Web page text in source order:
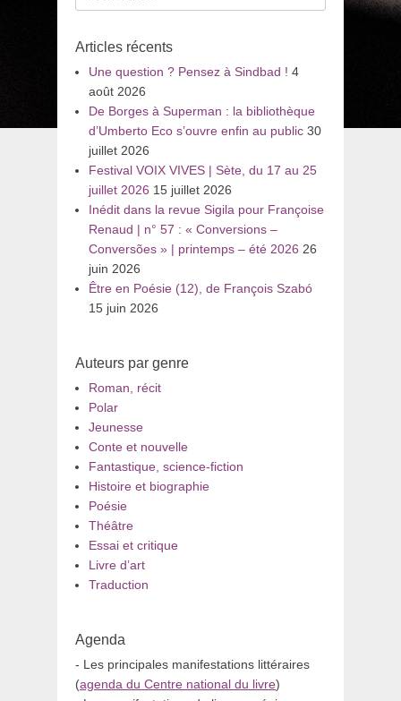
pour
Articles récents
Une question ? Pensez à Sindbad ! 4
août 2026
De Borges à Superman : la bibliothèque
d’Umberto Eco s’ouvre enfin au public 30
juillet 2026
Festival VOIX VIVES | Sète, du 17 au 25
juillet 2026 15 juillet 2026
Inédit dans la revue Sigila pour Françoise
Renaud | n° 57 : « Conversions –
Conversões » | printemps – été 2026 26
juin 2026
Être en Poésie (12), de François Szabó
15 juin 2026
Auteurs par genre
Roman, récit
Polar
Jeunesse
Conte et nouvelle
Fantastique, science-fiction
Histoire et biographie
Poésie
Théâtre
Essai et critique
Livre d’art
Traduction
Agenda
- Les principales manifestations littéraires
(agenda du Centre national du livre)